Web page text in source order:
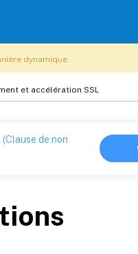
dynamique.
et accélération SSL
(Clause de non